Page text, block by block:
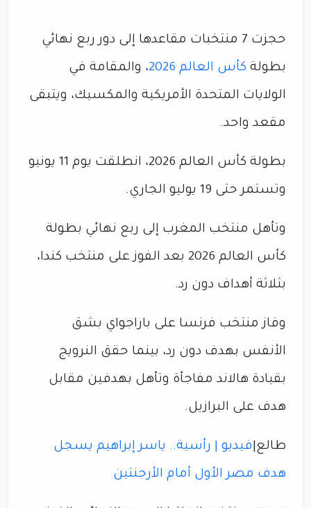
حجزت 7 منتخبات مقاعدها إلى دور ربع نهائي
بطولة كأس العالم 2026
، والمقامة في
الولايات المتحدة الأمريكية والمكسيك، ويتبقى
مقعد واحد.
بطولة كأس العالم 2026، انطلقت يوم 11 يونيو
وتستمر حتى 19 يوليو الجاري.
وتأهل منتخب المغرب إلى ربع نهائي بطولة
كأس العالم 2026 بعد الفوز على منتخب كندا،
بثلاثة أهداف دون رد.
وفاز منتخب فرنسا على باراجواي بشق
الأنفس بهدف دون رد، بينما حقق النرويج
بقيادة هالاند مفاجأة وتأهل بهدفين مقابل
هدف على البرازيل.
طالع| فيديو | رأسية.. ياسر إبراهيم يسجل
هدف مصر الأول أمام الأرجنتين